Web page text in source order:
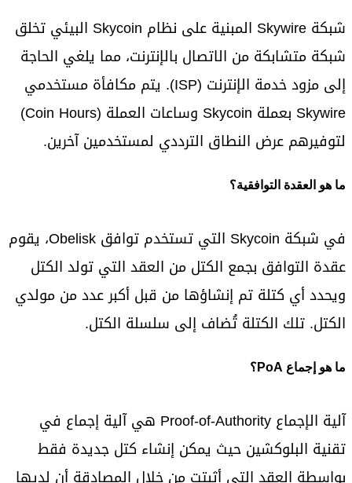
شبكة Skywire المبنية على نظام Skycoin البيئي تخلق
شبكة متشابكة من الاتصال بالإنترنت، مما يلغي الحاجة
إلى مزود خدمة الإنترنت (ISP). يتم مكافأة مستخدمي
Skywire بعملة Skycoin وساعات العملة (Coin Hours)
لتوفيرهم عرض النطاق الترددي لمستخدمين آخرين.
ما هو العقدة التوافقية؟
في شبكة Skycoin التي تستخدم توافق Obelisk، يقوم
عقدة التوافق بجمع الكتل من العقد التي تولد الكتل
ويحدد أي كتلة تم إنشاؤها من قبل أكبر عدد من مولدي
الكتل. تلك الكتلة تُضاف إلى سلسلة الكتل.
ما هو إجماع PoA؟
آلية الإجماع Proof-of-Authority هي آلية إجماع في
تقنية البلوكشين حيث يمكن إنشاء كتل جديدة فقط
بواسطة العقد التي أثبتت من خلال المصادقة أن لديها